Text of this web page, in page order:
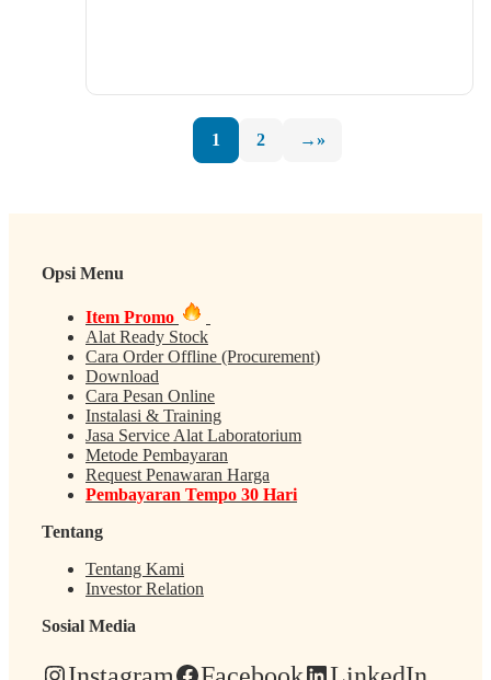
1 2 →
Opsi Menu
Item Promo
Alat Ready Stock
Cara Order Offline (Procurement)
Download
Cara Pesan Online
Instalasi & Training
Jasa Service Alat Laboratorium
Metode Pembayaran
Request Penawaran Harga
Pembayaran Tempo 30 Hari
Tentang
Tentang Kami
Investor Relation
Sosial Media